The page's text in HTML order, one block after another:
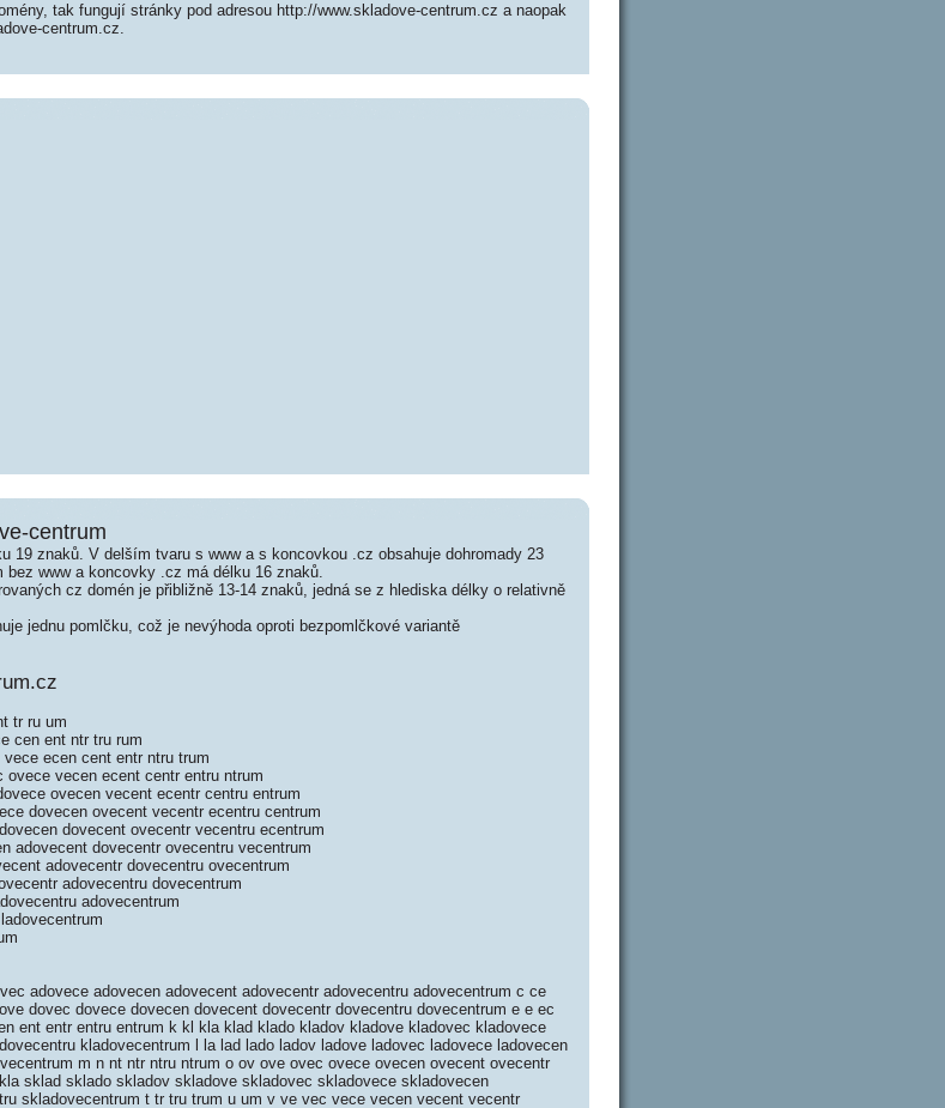
tak fungují stránky pod adresou http://www.skladove-centrum.cz a naopak
centrum.cz.
centrum
19 znaků. V delším tvaru s www a s koncovkou .cz obsahuje dohromady 23
www a koncovky .cz má délku 16 znaků.
cz domén je přibližně 13-14 znaků, jedná se z hlediska délky o relativně
jednu pomlčku, což je nevýhoda oproti bezpomlčkové variantě
tr ru um
cen ent ntr tru rum
ecen cent entr ntru trum
vecen ecent centr entru ntrum
ovecen vecent ecentr centru entrum
dovecen ovecent vecentr ecentru centrum
dovecent ovecentr vecentru ecentrum
adovecent dovecentr ovecentru vecentrum
adovecentr dovecentru ovecentrum
adovecentru dovecentrum
adovecentrum
adovece adovecen adovecent adovecentr adovecentru adovecentrum c ce
dovec dovece dovecen dovecent dovecentr dovecentru dovecentrum e e ec
ent entr entru entrum k kl kla klad klado kladov kladove kladovec kladovece
kladovecentrum l la lad lado ladov ladove ladovec ladovece ladovecen
m n nt ntr ntru ntrum o ov ove ovec ovece ovecen ovecent ovecentr
sklad sklado skladov skladove skladovec skladovece skladovecen
skladovecentrum t tr tru trum u um v ve vec vece vecen vecent vecentr